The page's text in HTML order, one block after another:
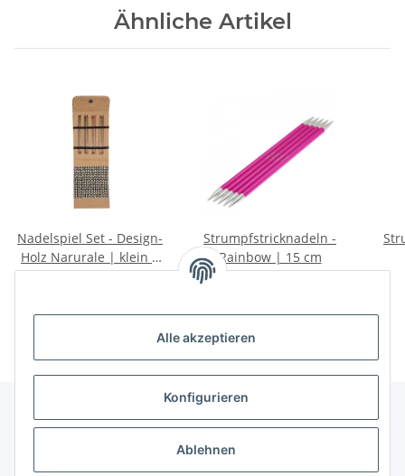
Alle akzeptieren
Konfigurieren
Ablehnen
Ähnliche Artikel
Nadelspiel Set - Design-
Holz Narurale | klein |
15 cm
39,95 €*
Strumpfstricknadeln -
Rainbow | 15 cm
4,95 € -5,50 €*